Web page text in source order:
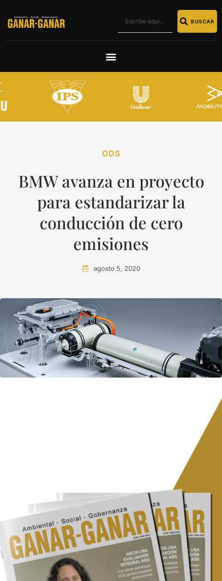
BUSCAR
ODS
BMW avanza en proyecto
para estandarizar la
conducción de cero
emisiones
agosto 5, 2020